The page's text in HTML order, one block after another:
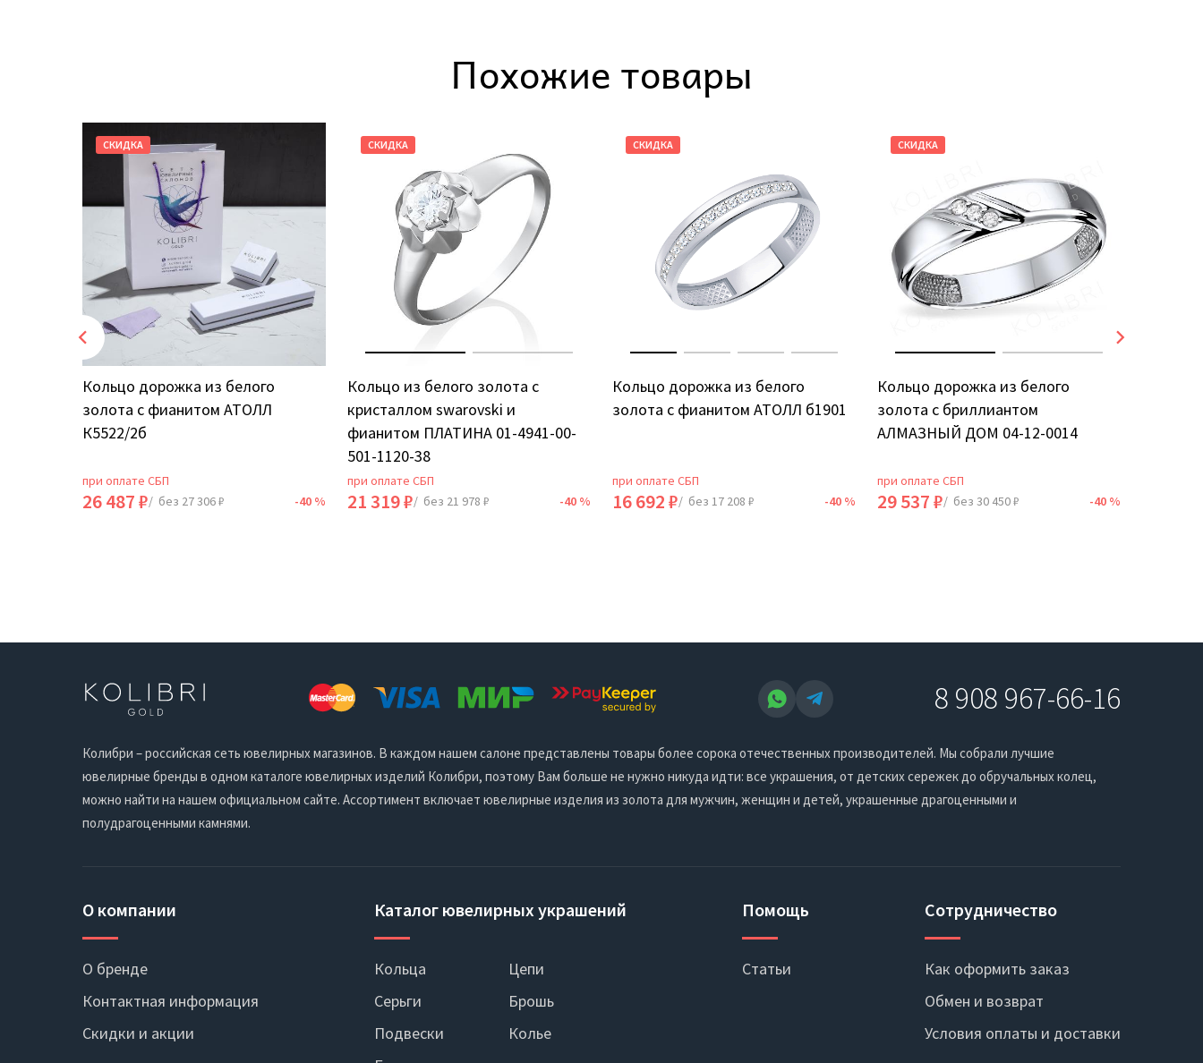
Похожие товары
СКИДКА
Кольцо дорожка из белого
золота с фианитом АТОЛЛ
К5522/2б
при оплате СБП
26 487 ₽/ без 27 306 ₽ -40 %
СКИДКА
Кольцо из белого золота с
кристаллом swarovski и
фианитом ПЛАТИНА 01-4941-00-
501-1120-38
при оплате СБП
21 319 ₽/ без 21 978 ₽ -40 %
СКИДКА
Кольцо дорожка из белого
золота с фианитом АТОЛЛ б1901
при оплате СБП
16 692 ₽/ без 17 208 ₽ -40 %
СКИДКА
Кольцо дорожка из белого
золота с бриллиантом
АЛМАЗНЫЙ ДОМ 04-12-0014
при оплате СБП
29 537 ₽/ без 30 450 ₽ -40 %
8 908 967-66-16
Колибри – российская сеть ювелирных магазинов. В каждом нашем салоне представлены товары более сорока отечественных производителей. Мы собрали лучшие
ювелирные бренды в одном каталоге ювелирных изделий Колибри, поэтому Вам больше не нужно никуда идти: все украшения, от детских сережек до обручальных колец,
можно найти на нашем официальном сайте. Ассортимент включает ювелирные изделия из золота для мужчин, женщин и детей, украшенные драгоценными и
полудрагоценными камнями.
О компании
О бренде
Контактная информация
Скидки и акции
Каталог ювелирных украшений
Кольца
Серьги
Подвески
Цепи
Брошь
Колье
Помощь
Статьи
Сотрудничество
Как оформить заказ
Обмен и возврат
Условия оплаты и доставки